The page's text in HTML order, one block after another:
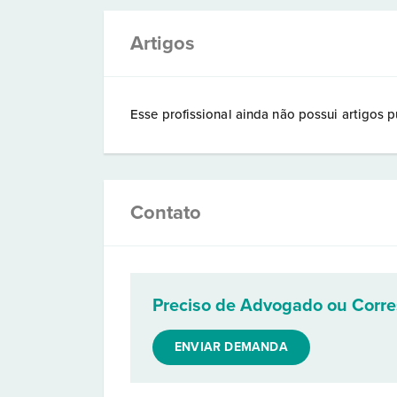
Artigos
Esse profissional ainda não possui artigos
Contato
Preciso de Advogado ou
ENVIAR DEMANDA